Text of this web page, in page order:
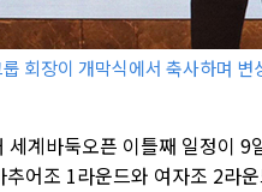
회장이 개막식에서 축사하며 변
계바둑오픈 이틀째 일정이 9
어조 1라운드와 여자조 2라